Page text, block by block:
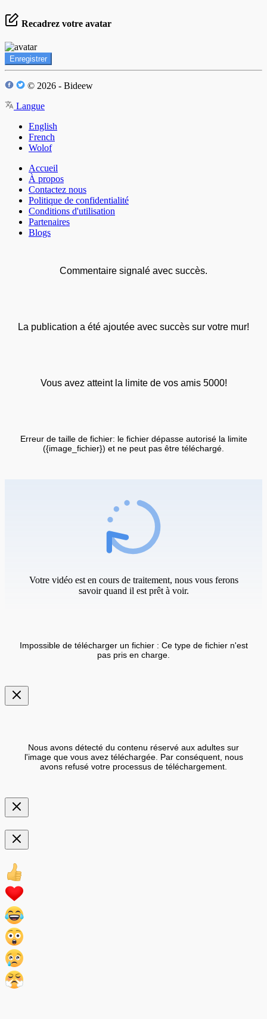
Recadrez votre avatar
Enregistrer
© 2026 - Bideew
Langue
English
French
Wolof
Accueil
À propos
Contactez nous
Politique de confidentialité
Conditions d'utilisation
Partenaires
Blogs
Commentaire signalé avec succès.
La publication a été ajoutée avec succès sur votre mur!
Vous avez atteint la limite de vos amis 5000!
Erreur de taille de fichier: le fichier dépasse autorisé la limite
({image_fichier}) et ne peut pas être téléchargé.
Votre vidéo est en cours de traitement, nous vous ferons
savoir quand il est prêt à voir.
Impossible de télécharger un fichier : Ce type de fichier n'est
pas pris en charge.
Nous avons détecté du contenu réservé aux adultes sur
l'image que vous avez téléchargée. Par conséquent, nous
avons refusé votre processus de téléchargement.